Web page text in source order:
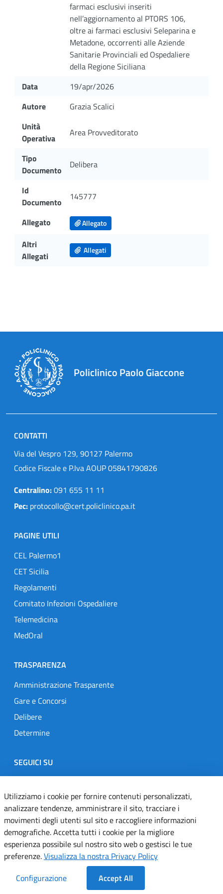
farmaci esclusivi inseriti
nell’aggiornamento al PTORS 106,
oltre ai farmaci esclusivi Seleparina e
Metadone, occorrenti alle Aziende
Sanitarie Provinciali ed Ospedaliere
della Regione Siciliana
Data
19/apr/2026
Autore
Grazia Scalici
Unità
Operativa
Area Provveditorato
Tipo
Documento
Delibera
Id
Documento
145777
Allegato Allegato
Altri
Allegati
Allegati
Policlinico Paolo Giaccone
CONTATTI
Via del Vespro 129, 90127 Palermo
Codice Fiscale e P.Iva AOUP 05841790826
Centralino:091 655 11 11
Pec: protocollo@cert.policlinico.pa.it
PAGINE UTILI
CEL Palermo1
CET Sicilia
Regolamenti
Comitato Infezioni Ospedaliere
Telemedicina
MedOral
TRASPARENZA
Amministrazione Trasparente
Gare e Concorsi
Delibere
Determine
SEGUICI SU
Designers Italia
TwitterInstagramYoutubeLinkedin
Dichiarazione di accessibilità
Informativa cookie
Utilizziamo i cookie per fornire contenuti personalizzati,
analizzare tendenze, amministrare il sito, tracciare i
movimenti degli utenti sul sito e raccogliere informazioni
demografiche. Accetta tutti i cookie per la migliore
esperienza possibile sul nostro sito web o gestisci le tue
preferenze.Visualizza la nostra Privacy Policy
Configurazione
Accept All